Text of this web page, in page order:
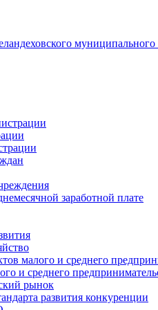
заработной плате
малого и среднего
и среднего
рынок
развития конкуренции